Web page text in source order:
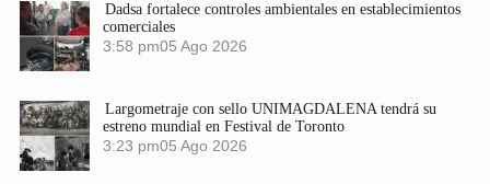
Dadsa fortalece controles ambientales en establecimientos
comerciales
3:58 pm05 Ago 2026
Largometraje con sello UNIMAGDALENA tendrá su
estreno mundial en Festival de Toronto
3:23 pm05 Ago 2026